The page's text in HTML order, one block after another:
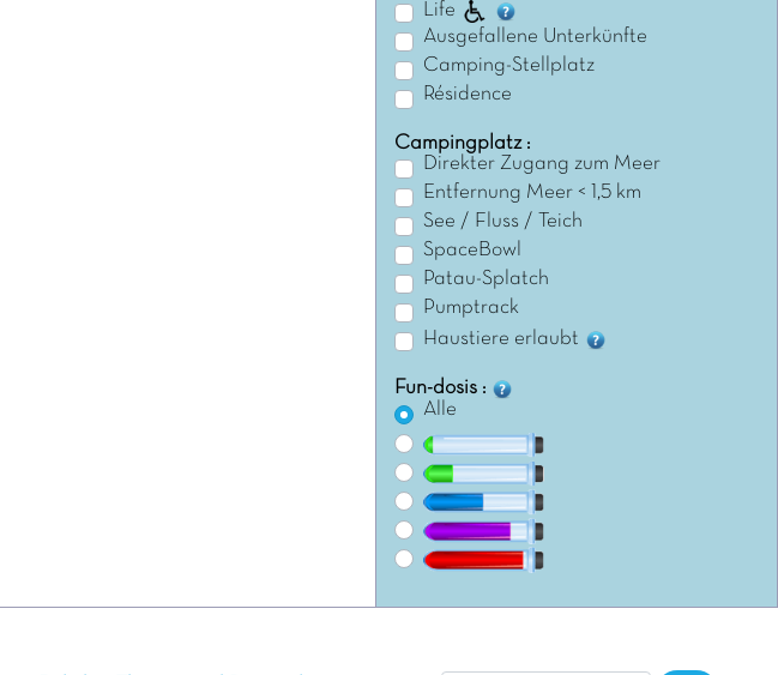
Life
Ausgefallene Unterkünfte
Camping-Stellplatz
Résidence
Campingplatz :
Direkter Zugang zum Meer
Entfernung Meer < 1,5 km
See / Fluss / Teich
SpaceBowl
Patau-Splatch
Pumptrack
Haustiere erlaubt
Fun-dosis :
Alle